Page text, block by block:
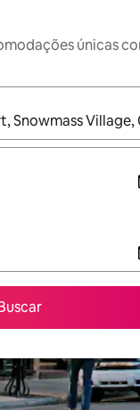
únicas
disponíveis,